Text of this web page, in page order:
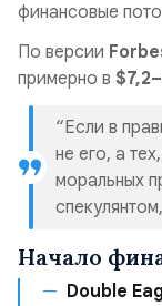
финансовые
По версии
примерно в
“Если в
не его, а
моральных
Начало
Double